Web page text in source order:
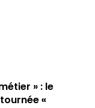
» : le
«